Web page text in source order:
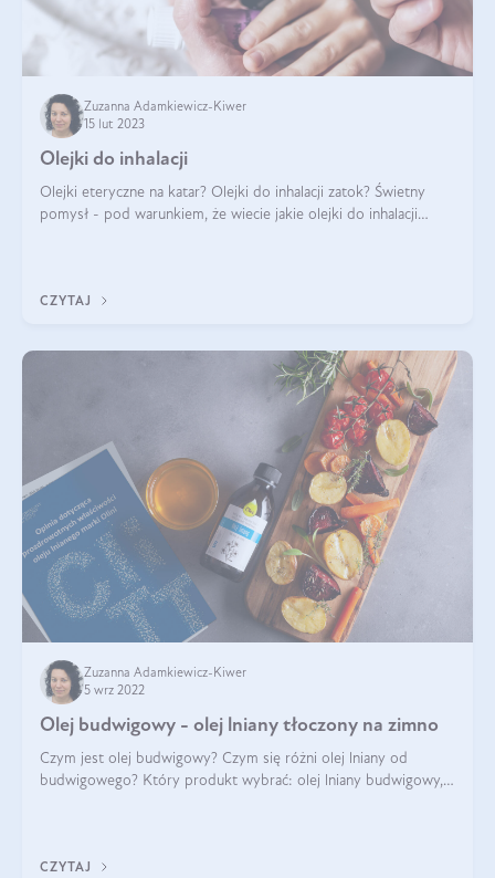
Zuzanna Adamkiewicz-Kiwer
15 lut 2023
Olejki do inhalacji
Olejki eteryczne na katar? Olejki do inhalacji zatok? Świetny
pomysł - pod warunkiem, że wiecie jakie olejki do inhalacji
CZYTAJ
Zuzanna Adamkiewicz-Kiwer
5 wrz 2022
Olej budwigowy - olej lniany tłoczony na zimno
Czym jest olej budwigowy? Czym się różni olej lniany od
budwigowego? Który produkt wybrać: olej lniany budwigowy,
CZYTAJ